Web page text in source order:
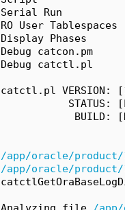
Serial Run
RO User Tablespaces
Display Phases
Debug catcon.pm
Debug catctl.pl
catctl.pl VERSION:
STATUS:
BUILD:
/app/oracle/product/
/app/oracle/product/